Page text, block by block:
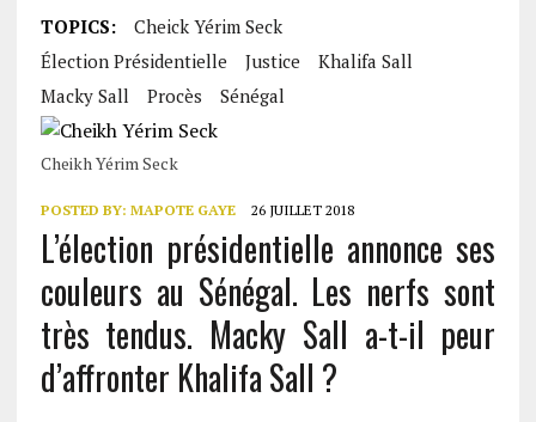
TOPICS:
Cheick Yérim Seck
Élection Présidentielle
Justice
Khalifa Sall
Macky Sall
Procès Sénégal
Cheikh Yérim Seck
POSTED BY: MAPOTE GAYE 26 JUILLET 2018
L’élection présidentielle annonce ses
couleurs au Sénégal. Les nerfs sont
très tendus. Macky Sall a-t-il peur
d’affronter Khalifa Sall ?